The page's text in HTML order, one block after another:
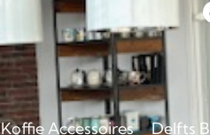
Koffie Accessoires Delfts